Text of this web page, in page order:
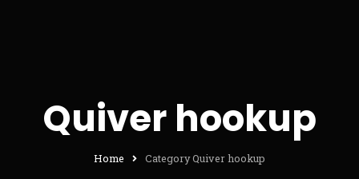
Quiver hookup
Home Category Quiver hookup